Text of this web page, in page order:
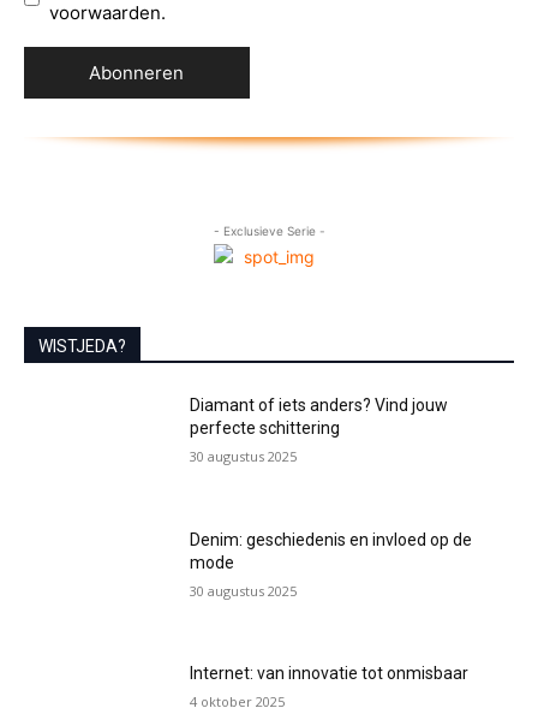
voorwaarden.
- Exclusieve Serie -
WISTJEDA?
Diamant of iets anders? Vind jouw
perfecte schittering
30 augustus 2025
Denim: geschiedenis en invloed op de
mode
30 augustus 2025
Internet: van innovatie tot onmisbaar
4 oktober 2025